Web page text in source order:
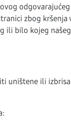
zbog kršenja
ili bilo kojeg
uništene ili